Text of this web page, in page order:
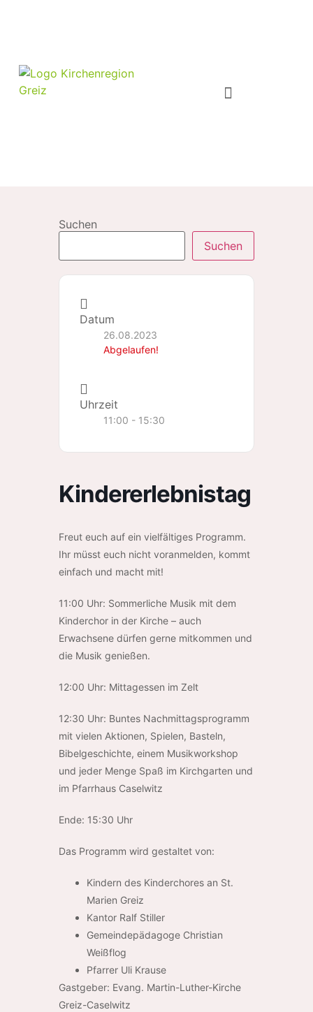
Suchen
Suchen
Datum
26.08.2023
Abgelaufen!
Uhrzeit
11:00 - 15:30
Kindererlebnistag
Freut euch auf ein vielfältiges Programm.
Ihr müsst euch nicht voranmelden, kommt
einfach und macht mit!
11:00 Uhr: Sommerliche Musik mit dem
Kinderchor in der Kirche – auch
Erwachsene dürfen gerne mitkommen und
die Musik genießen.
12:00 Uhr: Mittagessen im Zelt
12:30 Uhr: Buntes Nachmittagsprogramm
mit vielen Aktionen, Spielen, Basteln,
Bibelgeschichte, einem Musikworkshop
und jeder Menge Spaß im Kirchgarten und
im Pfarrhaus Caselwitz
Ende: 15:30 Uhr
Das Programm wird gestaltet von:
Kindern des Kinderchores an St.
Marien Greiz
Kantor Ralf Stiller
Gemeindepädagoge Christian
Weißflog
Pfarrer Uli Krause
Gastgeber: Evang. Martin-Luther-Kirche
Greiz-Caselwitz